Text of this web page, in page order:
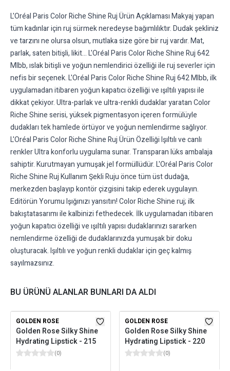
L'Oréal Paris Color Riche Shine Ruj Ürün Açıklaması Makyaj yapan
tüm kadınlar için ruj sürmek neredeyse bağımlılıktır. Dudak şekliniz
ve tarzını ne olursa olsun, mutlaka size göre bir ruj vardır. Mat,
parlak, saten bitişli, likit… L'Oréal Paris Color Riche Shine Ruj 642
Mlbb, ıslak bitişli ve yoğun nemlendirici özelliği ile ruj severler için
nefis bir seçenek. L'Oréal Paris Color Riche Shine Ruj 642 Mlbb, ilk
uygulamadan itibaren yoğun kapatıcı özelliği ve ışıltılı yapısı ile
dikkat çekiyor. Ultra-parlak ve ultra-renkli dudaklar yaratan Color
Riche Shine serisi, yüksek pigmentasyon içeren formülüyle
dudakları tek hamlede örtüyor ve yoğun nemlendirme sağlıyor.
L'Oréal Paris Color Riche Shine Ruj Ürün Özelliği Işıltılı ve canlı
renkler Ultra konforlu uygulama sunar. Transparan lüks ambalaja
sahiptir. Kurutmayan yumuşak jel formüllüdür. L'Oréal Paris Color
Riche Shine Ruj Kullanım Şekli Ruju önce tüm üst dudağa,
merkezden başlayıp kontör çizgisini takip ederek uygulayın.
Editörün Yorumu Işığınızı yansıtın! Color Riche Shine ruj; ilk
bakıştatasarımı ile kalbinizi fethedecek. İlk uygulamadan itibaren
yoğun kapatıcı özelliği ve ışıltılı yapısı dudaklarınızı sararken
nemlendirme özelliği de dudaklarınızda yumuşak bir doku
oluşturacak. Işıltılı ve yoğun renkli dudaklar için geç kalmış
sayılmazsınız.
BU ÜRÜNÜ ALANLAR BUNLARI DA ALDI
GOLDEN ROSE
Golden Rose Silky Shine
Hydrating Lipstick - 215
(0)
GOLDEN ROSE
Golden Rose Silky Shine
Hydrating Lipstick - 220
(0)